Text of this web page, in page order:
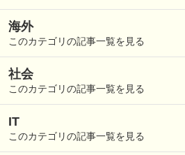
海外
このカテゴリの記事一覧を見る
社会
このカテゴリの記事一覧を見る
IT
このカテゴリの記事一覧を見る